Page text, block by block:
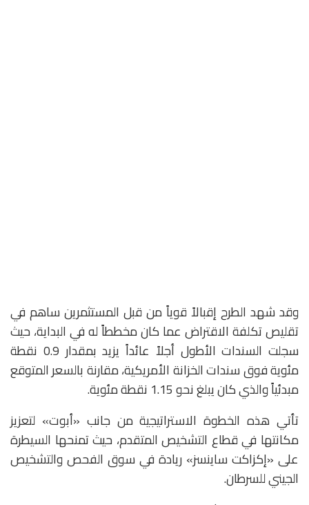
وقد شهد الطرح إقبالاً قوياً من قبل المستثمرين ساهم في
تقليص تكلفة الاقتراض عما كان مخططاً له في البداية، حيث
سجلت السندات الأطول أجلاً عائداً يزيد بمقدار 0.9 نقطة
مئوية فوق سندات الخزانة الأمريكية، مقارنة بالسعر المتوقع
مبدئياً والذي كان يبلغ نحو 1.15 نقطة مئوية.
تأتي هذه الخطوة الاستراتيجية من جانب «أبوت» لتعزيز
مكانتها في قطاع التشخيص المتقدم، حيث تمنحها السيطرة
على «إكزاكت ساينسز» ريادة في سوق الفحص والتشخيص
الجيني للسرطان.